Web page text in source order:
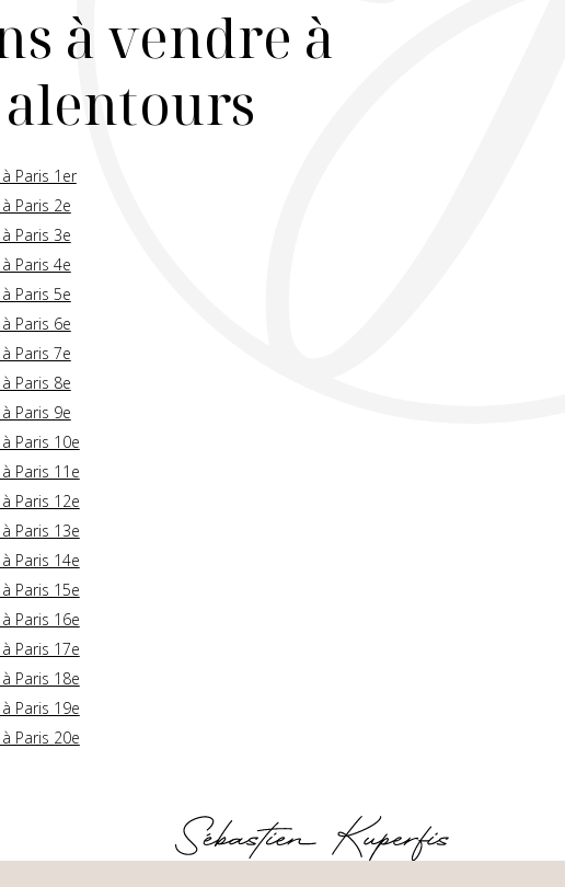
à vendre à
Paris 1er
Paris 2e
Paris 3e
Paris 4e
Paris 5e
Paris 6e
Paris 7e
Paris 8e
Paris 9e
Paris 10e
Paris 11e
Paris 12e
Paris 13e
Paris 14e
Paris 15e
Paris 16e
Paris 17e
Paris 18e
Paris 19e
Paris 20e